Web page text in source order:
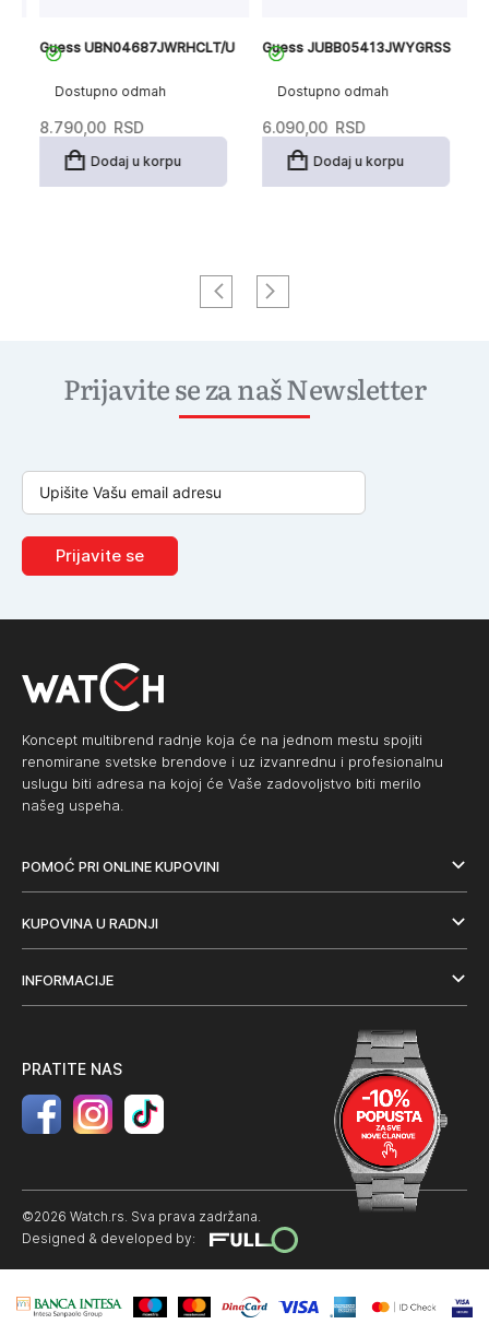
Dostupno odmah
Guess UBN04687JWRHCLT/U
8.790,00 RSD
Dodaj u korpu
Dostupno odmah
Guess JUBB05413JWYGRSS
6.090,00 RSD
Dodaj u korpu
Prijavite se za naš Newsletter
Prijavite se
Koncept multibrend radnje koja će na jednom mestu spojiti
renomirane svetske brendove i uz izvanrednu i profesionalnu
uslugu biti adresa na kojoj će Vaše zadovoljstvo biti merilo
našeg uspeha.
POMOĆ PRI ONLINE KUPOVINI
KUPOVINA U RADNJI
INFORMACIJE
PRATITE NAS
©2026 Watch.rs. Sva prava zadržana.
Designed & developed by: